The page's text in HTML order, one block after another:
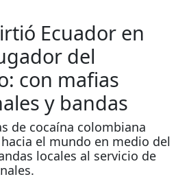
Ecuador en
del
con mafias
y bandas
de cocaína colombiana
el mundo en medio del
locales al servicio de